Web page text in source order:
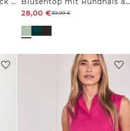
28,00 €39,99€